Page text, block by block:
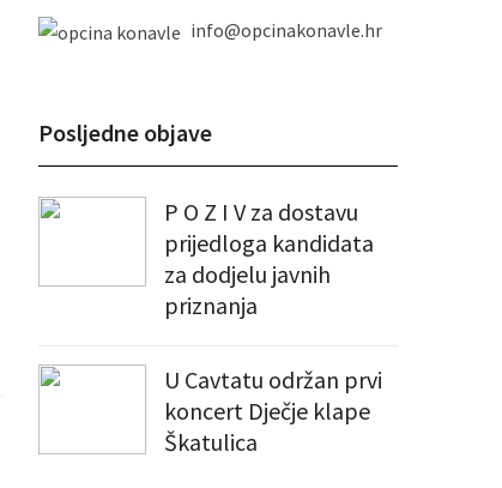
info@opcinakonavle.hr
Posljedne objave
P O Z I V za dostavu
prijedloga kandidata
za dodjelu javnih
priznanja
U Cavtatu održan prvi
koncert Dječje klape
Škatulica